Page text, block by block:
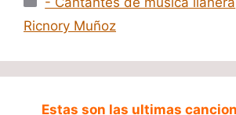
Ricnory Muñoz
Estas son las ultimas